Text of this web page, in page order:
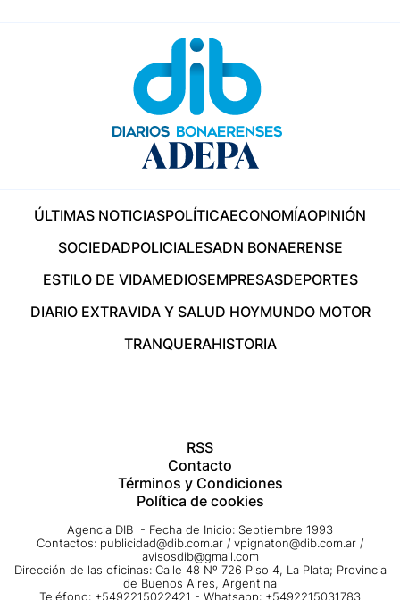
ÚLTIMAS NOTICIASPOLÍTICAECONOMÍAOPINIÓN
SOCIEDADPOLICIALESADN BONAERENSE
ESTILO DE VIDAMEDIOSEMPRESASDEPORTES
DIARIO EXTRAVIDA Y SALUD HOYMUNDO MOTOR
TRANQUERAHISTORIA
RSS
Contacto
Términos y Condiciones
Política de cookies
Agencia DIB - Fecha de Inicio: Septiembre 1993
Contactos: publicidad@dib.com.ar / vpignaton@dib.com.ar /
avisosdib@gmail.com
Dirección de las oficinas: Calle 48 Nº 726 Piso 4, La Plata; Provincia
de Buenos Aires, Argentina
Teléfono: +5492215022421 - Whatsapp: +5492215031783